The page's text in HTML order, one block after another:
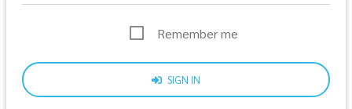
Remember me
SIGN IN